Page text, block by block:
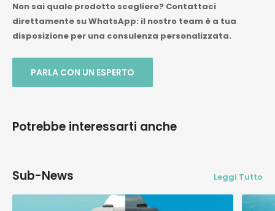
Non sai quale prodotto scegliere? Contattaci
direttamente su WhatsApp: il nostro team è a tua
disposizione per una consulenza personalizzata.
PARLA CON UN ESPERTO
Potrebbe interessarti anche
Sub-News Leggi Tutto